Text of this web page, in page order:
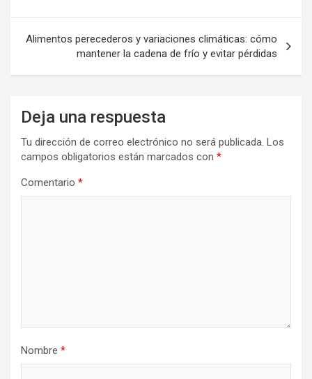
entradas
Alimentos perecederos y variaciones climáticas: cómo
mantener la cadena de frío y evitar pérdidas
Deja una respuesta
Tu dirección de correo electrónico no será publicada. Los
campos obligatorios están marcados con *
Comentario *
Nombre *